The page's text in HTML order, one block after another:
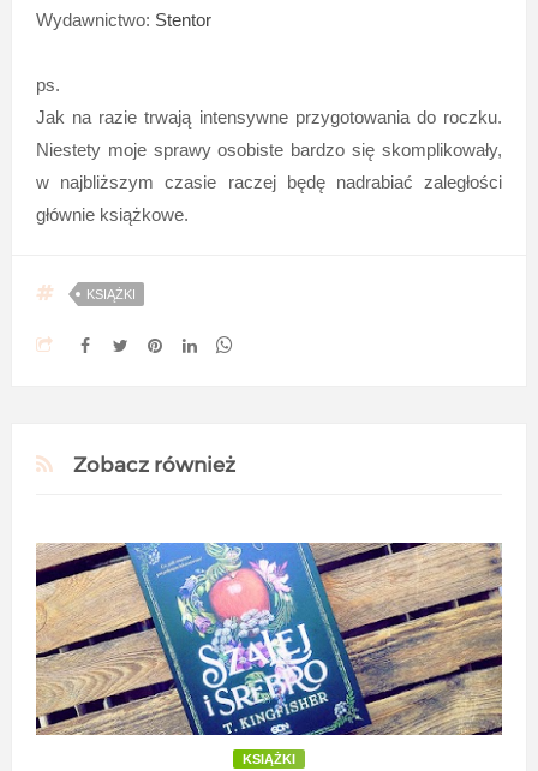
Wydawnictwo: Stentor
ps.
Jak na razie trwają intensywne przygotowania do roczku.
Niestety moje sprawy osobiste bardzo się skomplikowały,
w najbliższym czasie raczej będę nadrabiać zaległości
głównie książkowe.
KSIĄŻKI
Zobacz również
KSIĄŻKI